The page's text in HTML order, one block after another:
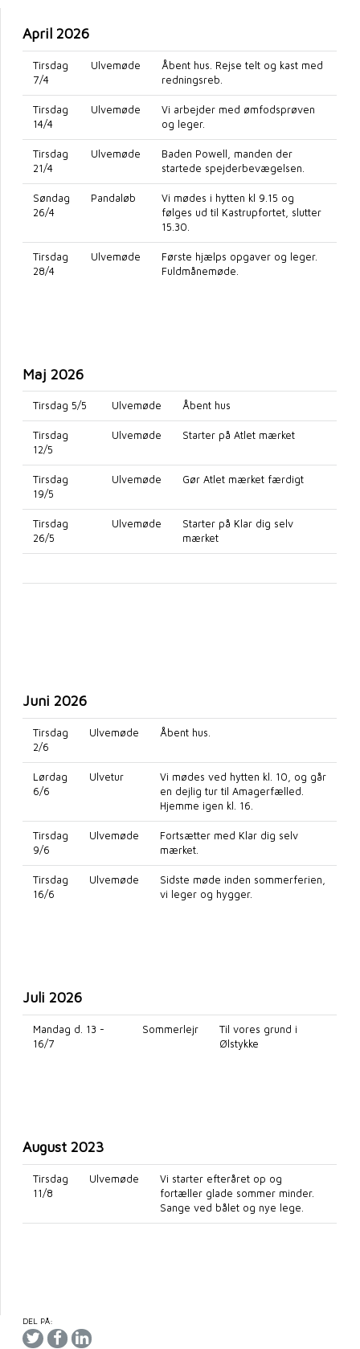
April 2026
Tirsdag
7/4
Ulvemøde
Åbent hus. Rejse telt og kast med
redningsreb.
Tirsdag
14/4
Ulvemøde
Vi arbejder med ømfodsprøven
og leger.
Tirsdag
21/4
Ulvemøde
Baden Powell, manden der
startede spejderbevægelsen.
Søndag
26/4
Pandaløb
Vi mødes i hytten kl 9.15 og
følges ud til Kastrupfortet, slutter
15.30.
Tirsdag
28/4
Ulvemøde
Første hjælps opgaver og leger.
Fuldmånemøde.
Maj 2026
Tirsdag 5/5 Ulvemøde Åbent hus
Tirsdag
12/5
Ulvemøde Starter på Atlet mærket
Tirsdag
19/5
Ulvemøde Gør Atlet mærket færdigt
Tirsdag
26/5
Ulvemøde
Starter på Klar dig selv
mærket
Juni 2026
Tirsdag
2/6
Ulvemøde Åbent hus.
Lørdag
6/6
Ulvetur
Vi mødes ved hytten kl. 10, og går
en dejlig tur til Amagerfælled.
Hjemme igen kl. 16.
Tirsdag
9/6
Ulvemøde
Fortsætter med Klar dig selv
mærket.
Tirsdag
16/6
Ulvemøde
Sidste møde inden sommerferien,
vi leger og hygger.
Juli 2026
Mandag d. 13 -
16/7
Sommerlejr
Til vores grund i
Ølstykke
August 2023
Tirsdag
11/8
Ulvemøde
Vi starter efteråret op og
fortæller glade sommer minder.
Sange ved bålet og nye lege.
DEL PÅ: